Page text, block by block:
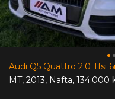
Audi Q5 Quattro 2.0 Tfsi
MT, 2013, Nafta, 134.000